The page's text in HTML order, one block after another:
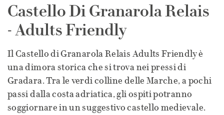
Castello Di Granarola Relais
- Adults Friendly
Il Castello di Granarola Relais Adults Friendly è
una dimora storica che si trova nei pressi di
Gradara. Tra le verdi colline delle Marche, a pochi
passi dalla costa adriatica, gli ospiti potranno
soggiornare in un suggestivo castello medievale.